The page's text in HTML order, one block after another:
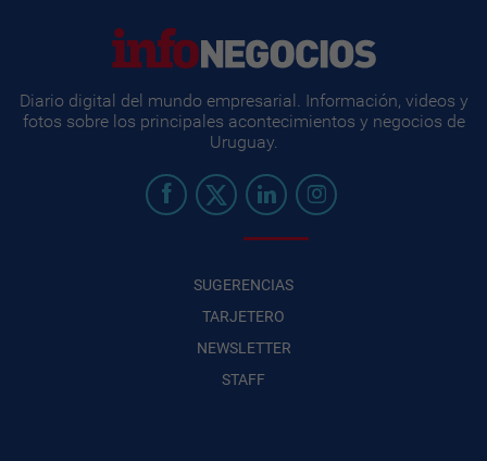
Diario digital del mundo empresarial. Información, videos y
fotos sobre los principales acontecimientos y negocios de
Uruguay.
SUGERENCIAS
TARJETERO
NEWSLETTER
STAFF